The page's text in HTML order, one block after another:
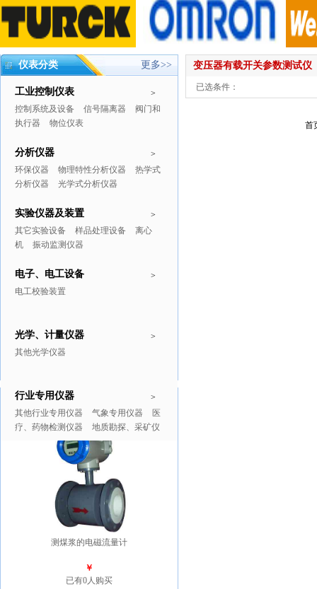
仪表分类 更多>>
>
工业控制仪表
控制系统及设备 信号隔离器
阀门和
执行器
物位仪表
>
分析仪器
环保仪器 物理特性分析仪器
热学式
分析仪器
光学式分析仪器
>
实验仪器及装置
其它实验设备 样品处理设备
离心
机
振动监测仪器
>
电子、电工设备
电工校验装置
>
光学、计量仪器
其他光学仪器
>
行业专用仪器
其他行业专用仪器 气象专用仪器
医
疗、药物检测仪器
地质勘探、采矿仪
推广商品 更多>>
测煤浆的电磁流量计
￥
已有0人购买
变压器有载开关参数测试仪
已选条件：
首